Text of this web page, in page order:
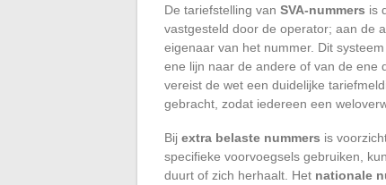
De tariefstelling van SVA-nummers is
vastgesteld door de operator; aan de
eigenaar van het nummer. Dit
ene lijn naar de andere of van de ene
vereist de wet een duidelijke
gebracht, zodat iedereen een
Bij extra belaste nummers is
specifieke voorvoegsels gebruiken,
duurt of zich herhaalt. Het nationale